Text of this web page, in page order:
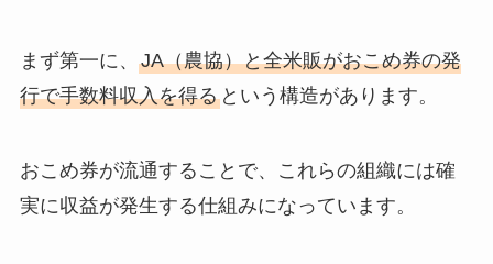
まず第一に、 JA（農協）と全米販がおこめ券の発
行で手数料収入を得るという構造があります。
おこめ券が流通することで、これらの組織には確
実に収益が発生する仕組みになっています。